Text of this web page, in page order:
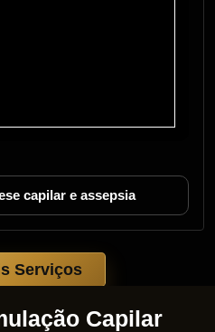
capilar e assepsia
Serviços
Capilar